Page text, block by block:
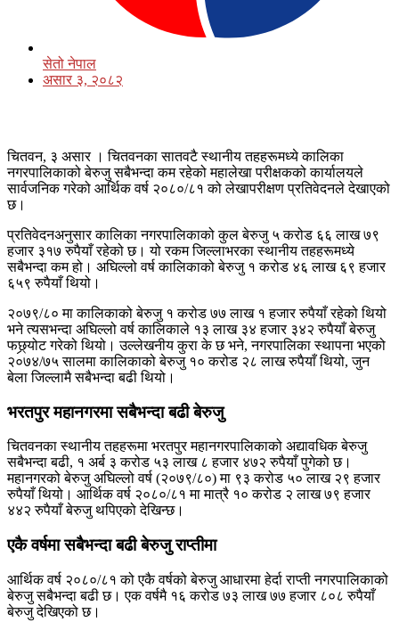
सेतो नेपाल
असार ३, २०८२
चितवन, ३ असार । चितवनका सातवटै स्थानीय तहहरूमध्ये कालिका
नगरपालिकाको बेरुजु सबैभन्दा कम रहेको महालेखा परीक्षकको कार्यालयले
सार्वजनिक गरेको आर्थिक वर्ष २०८०/८१ को लेखापरीक्षण प्रतिवेदनले देखाएको
छ।
प्रतिवेदनअनुसार कालिका नगरपालिकाको कुल बेरुजु ५ करोड ६६ लाख ७९
हजार ३१७ रुपैयाँ रहेको छ। यो रकम जिल्लाभरका स्थानीय तहहरूमध्ये
सबैभन्दा कम हो। अघिल्लो वर्ष कालिकाको बेरुजु १ करोड ४६ लाख ६९ हजार
६५९ रुपैयाँ थियो।
२०७९/८० मा कालिकाको बेरुजु १ करोड ७७ लाख १ हजार रुपैयाँ रहेको थियो
भने त्यसभन्दा अघिल्लो वर्ष कालिकाले १३ लाख ३४ हजार ३४२ रुपैयाँ बेरुजु
फछ्र्योट गरेको थियो। उल्लेखनीय कुरा के छ भने, नगरपालिका स्थापना भएको
२०७४/७५ सालमा कालिकाको बेरुजु १० करोड २८ लाख रुपैयाँ थियो, जुन
बेला जिल्लामै सबैभन्दा बढी थियो।
भरतपुर महानगरमा सबैभन्दा बढी बेरुजु
चितवनका स्थानीय तहहरूमा भरतपुर महानगरपालिकाको अद्यावधिक बेरुजु
सबैभन्दा बढी, १ अर्ब ३ करोड ५३ लाख ८ हजार ४७२ रुपैयाँ पुगेको छ।
महानगरको बेरुजु अघिल्लो वर्ष (२०७९/८०) मा ९३ करोड ५० लाख २९ हजार
रुपैयाँ थियो। आर्थिक वर्ष २०८०/८१ मा मात्रै १० करोड २ लाख ७९ हजार
४४२ रुपैयाँ बेरुजु थपिएको देखिन्छ।
एकै वर्षमा सबैभन्दा बढी बेरुजु राप्तीमा
आर्थिक वर्ष २०८०/८१ को एकै वर्षको बेरुजु आधारमा हेर्दा राप्ती नगरपालिकाको
बेरुजु सबैभन्दा बढी छ। एक वर्षमै १६ करोड ७३ लाख ७७ हजार ८०८ रुपैयाँ
बेरुजु देखिएको छ।